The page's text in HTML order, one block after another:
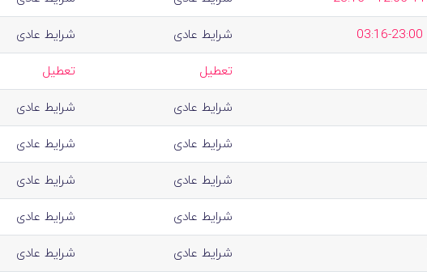
شرایط عادی شرایط عادی
تعطیل تعطیل
شرایط عادی شرایط عادی
شرایط عادی شرایط عادی
شرایط عادی شرایط عادی
شرایط عادی شرایط عادی
شرایط عادی شرایط عادی